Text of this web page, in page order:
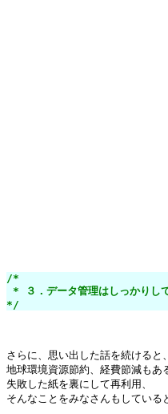
/*
* ３．データ管理はしっかりし
*/
さらに、思い出した話を続けると、
地球環境資源節約、経費節減もあ
失敗した紙を裏にして再利用、
そんなことをみなさんもしている